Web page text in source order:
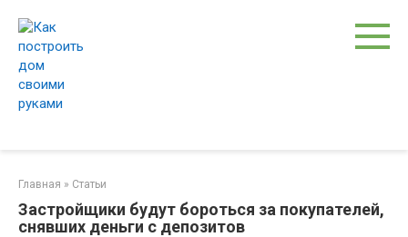
контенту
Главная » Статьи
Застройщики будут бороться за покупателей,
снявших деньги с депозитов